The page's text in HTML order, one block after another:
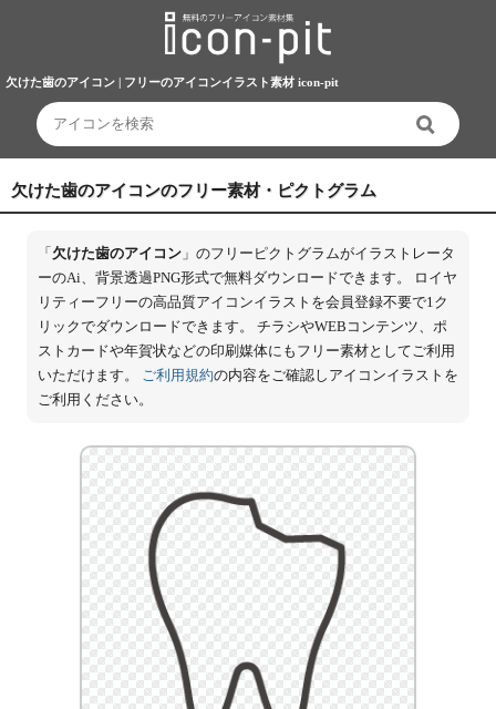
欠けた歯のアイコン | フリーのアイコンイラスト素材 icon-pit
欠けた歯のアイコンのフリー素材・ピクトグラム
「 欠けた歯のアイコン」のフリーピクトグラムがイラストレータ
ーのAi、背景透過PNG形式で無料ダウンロードできます。 ロイヤ
リティーフリーの高品質アイコンイラストを会員登録不要で1ク
リックでダウンロードできます。 チラシやWEBコンテンツ、ポ
ストカードや年賀状などの印刷媒体にもフリー素材としてご利用
いただけます。 ご利用規約の内容をご確認しアイコンイラストを
ご利用ください。